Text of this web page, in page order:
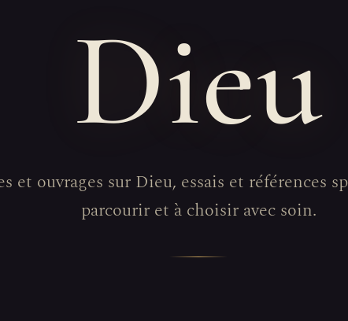
Dieu
et ouvrages sur Dieu, essais et références
parcourir et à choisir avec soin.